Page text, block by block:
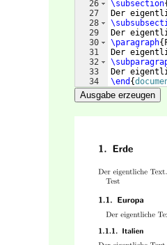
26
27
28
29
30
31
32
33
34
\subsection{
Der
Der
\paragraph{
Der
Der
\end {
Ausgabe erzeugen